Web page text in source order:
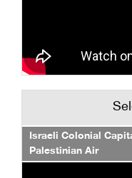
Israeli Colonial
Palestinian Air